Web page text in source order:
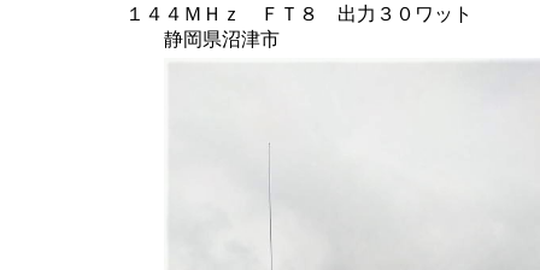
１４４ＭＨｚ ＦＴ８ 出力３０ワット
静岡県沼津市 長野